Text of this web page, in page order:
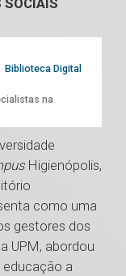
SOCIAIS
Biblioteca Digital
na
Higienópolis,
como uma
gestores dos
UPM, abordou
a